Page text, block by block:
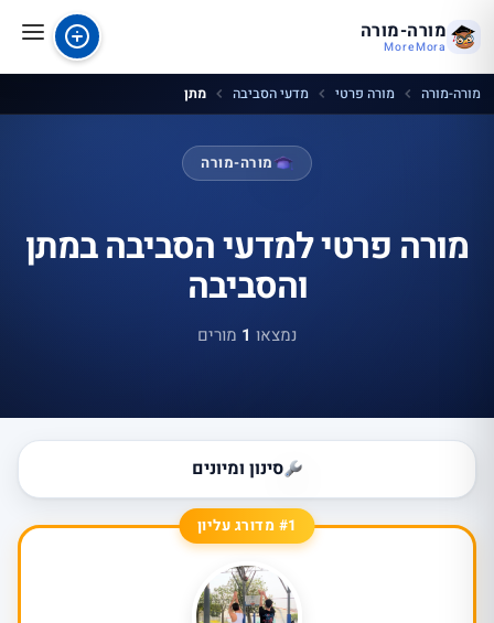
מורה-מורה
MoreMora
מורה-מורה מורה פרטי מדעי הסביבה מתן
מורה-מורה
מורה פרטי למדעי הסביבה במתן
והסביבה
נמצאו 1 מורים
סינון ומיונים
#1 מדורג עליון